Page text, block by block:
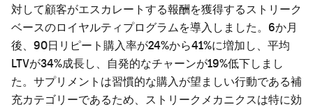
対して顧客がエスカレートする報酬を獲得するストリーク
ベースのロイヤルティプログラムを導入しました。6か月
後、90日リピート購入率が24%から41%に増加し、平均
LTVが34%成長し、自発的なチャーンが19%低下しまし
た。サプリメントは習慣的な購入が望ましい行動である補
充カテゴリーであるため、ストリークメカニクスは特に効